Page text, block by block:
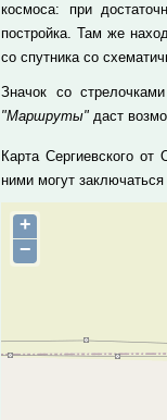
космоса: при
постройка. Там же
со спутника со
Значок со
"Маршруты" даст
Карта Сергиевского
ними могут
+
−